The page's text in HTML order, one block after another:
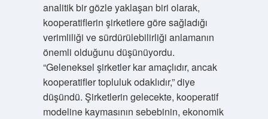
analitik bir gözle yaklaşan biri olarak,
kooperatiflerin şirketlere göre sağladığı
verimliliği ve sürdürülebilirliği anlamanın
önemli olduğunu düşünüyordu.
“Geleneksel şirketler kar amaçlıdır, ancak
kooperatifler topluluk odaklıdır,” diye
düşündü. Şirketlerin gelecekte, kooperatif
modeline kaymasının sebebinin, ekonomik